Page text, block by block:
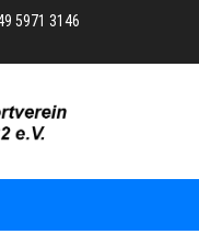
5971 3146